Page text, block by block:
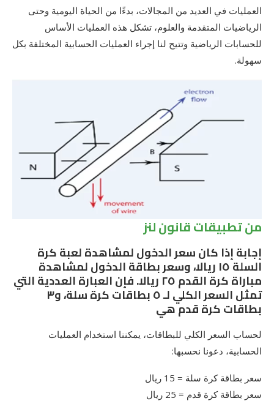
العمليات في العديد من المجالات، بدءًا من الحياة اليومية وحتى
الرياضيات المتقدمة والعلوم، تشكل هذه العمليات الأساس
للحسابات الرياضية وتتيح لنا إجراء العمليات الحسابية المختلفة بكل
سهولة.
من تطبيقات قانون لنز
إجابة إذا كان سعر الدخول لمشاهدة لعبة كرة
السلة ١٥ ريالا، وسعر بطاقة الدخول لمشاهدة
مباراة كرة القدم ٢٥ ريالا. فإن العبارة العددية التي
تمثل السعر الكلي لـ ٥ بطاقات كرة سلة، و٣
بطاقات كرة قدم هي
لحساب السعر الكلي للبطاقات، يمكننا استخدام العمليات
الحسابية، دعونا نحسبها:
سعر بطاقة كرة سلة = 15 ريال
سعر بطاقة كرة قدم = 25 ريال